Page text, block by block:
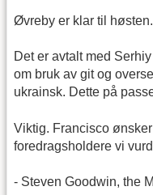
Øvreby er klar til høsten.
Det er avtalt med
om bruk av git og
ukrainsk. Dette på
Viktig. Francisco
foredragsholdere vi
- Steven Goodwin, the